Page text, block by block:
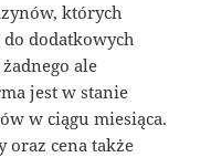
których
dodatkowych
ale
jest w stanie
w ciągu miesiąca.
oraz cena także